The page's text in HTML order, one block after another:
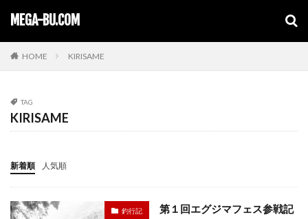
MEGA-BU.COM
HOME KIRISAME
TAG
KIRISAME
新着順 人気順
釣行記 第１回エグジマフェス参戦記